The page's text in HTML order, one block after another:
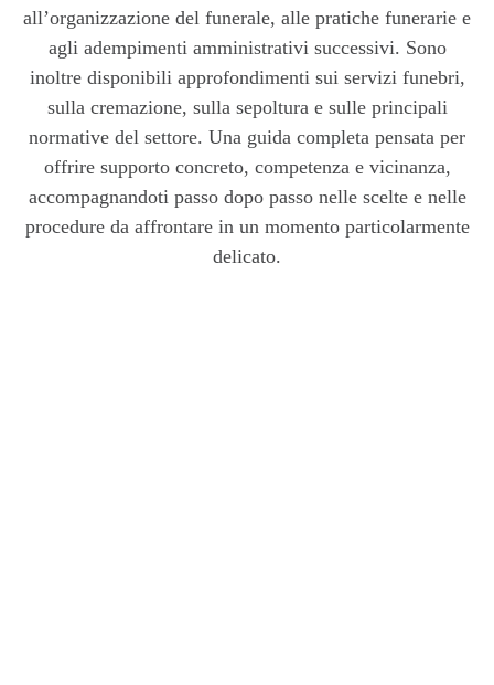
all’organizzazione del funerale, alle pratiche funerarie e
agli adempimenti amministrativi successivi. Sono
inoltre disponibili approfondimenti sui servizi funebri,
sulla cremazione, sulla sepoltura e sulle principali
normative del settore. Una guida completa pensata per
offrire supporto concreto, competenza e vicinanza,
accompagnandoti passo dopo passo nelle scelte e nelle
procedure da affrontare in un momento particolarmente
delicato.